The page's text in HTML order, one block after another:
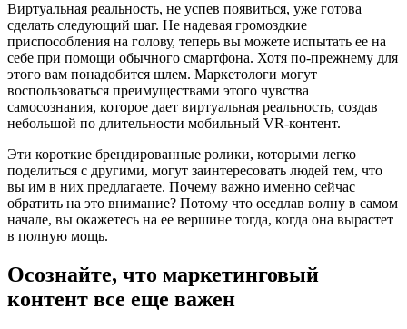
Виртуальная реальность, не успев появиться, уже готова
сделать следующий шаг. Не надевая громоздкие
приспособления на голову, теперь вы можете испытать ее на
себе при помощи обычного смартфона. Хотя по-прежнему для
этого вам понадобится шлем. Маркетологи могут
воспользоваться преимуществами этого чувства
самосознания, которое дает виртуальная реальность, создав
небольшой по длительности мобильный VR-контент.
Эти короткие брендированные ролики, которыми легко
поделиться с другими, могут заинтересовать людей тем, что
вы им в них предлагаете. Почему важно именно сейчас
обратить на это внимание? Потому что оседлав волну в самом
начале, вы окажетесь на ее вершине тогда, когда она вырастет
в полную мощь.
Осознайте, что маркетинговый
контент все еще важен